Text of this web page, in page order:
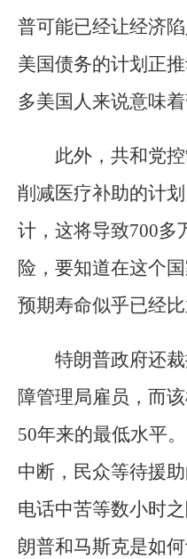
普可能已经让经济
美国债务的计划正
多美国人来说意味
此外，共和党
削减医疗补助的计
计，这将导致700多
险，要知道在这个
预期寿命似乎已经比
特朗普政府还
障管理局雇员，而
50年来的最低水平
中断，民众等待援
电话中苦等数小时
朗普和马斯克是如